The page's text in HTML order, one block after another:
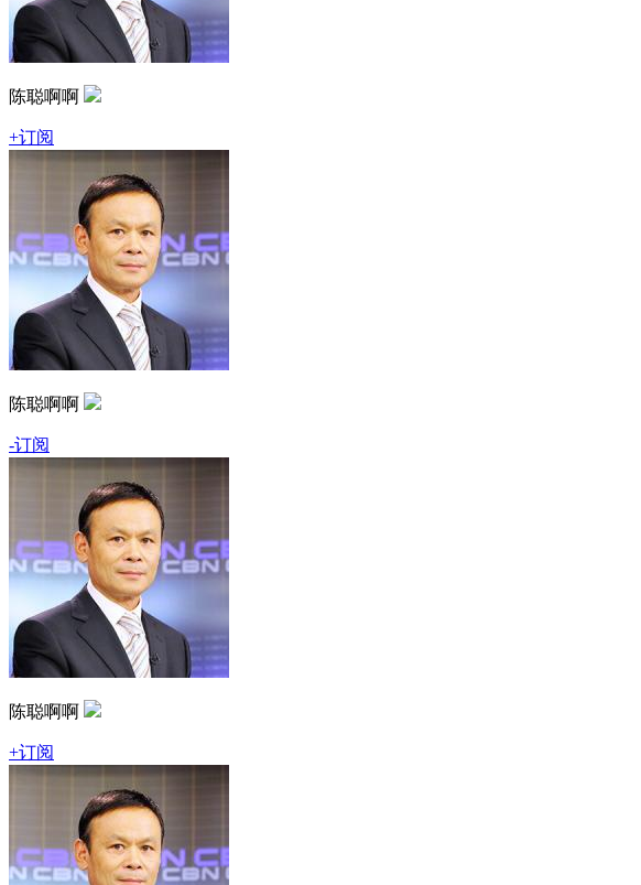
陈聪啊啊
+订阅
陈聪啊啊
-订阅
陈聪啊啊
+订阅